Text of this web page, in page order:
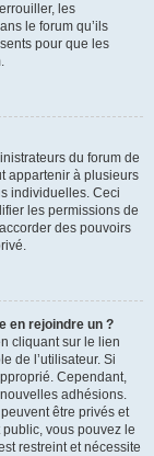
les
le forum qu’ils
pour que les
du forum de
appartenir à plusieurs
individuelles. Ceci
les permissions de
des pouvoirs
en rejoindre un ?
cliquant sur le lien
de l’utilisateur. Si
Cependant,
adhésions.
être privés et
vous pouvez le
restreint et nécessite